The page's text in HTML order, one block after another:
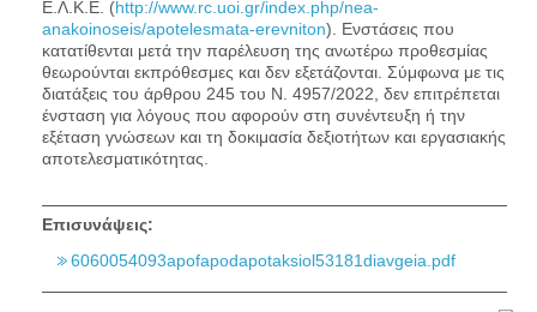
Ε.Λ.Κ.Ε. (http://www.rc.uoi.gr/index.php/nea-
anakoinoseis/apotelesmata-erevniton). Ενστάσεις που
κατατίθενται μετά την παρέλευση της ανωτέρω προθεσμίας
θεωρούνται εκπρόθεσμες και δεν εξετάζονται. Σύμφωνα με τις
διατάξεις του άρθρου 245 του Ν. 4957/2022, δεν επιτρέπεται
ένσταση για λόγους που αφορούν στη συνέντευξη ή την
εξέταση γνώσεων και τη δοκιμασία δεξιοτήτων και εργασιακής
αποτελεσματικότητας.
Επισυνάψεις:
6060054093apofapodapotaksiol53181diavgeia.pdf